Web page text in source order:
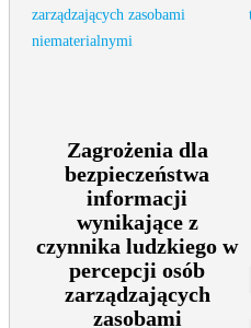
Zagrożenia dla
bezpieczeństwa
informacji
wynikające z
czynnika ludzkiego w
percepcji osób
zarządzających
zasobami